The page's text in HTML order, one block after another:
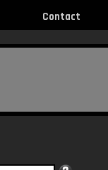
Contact